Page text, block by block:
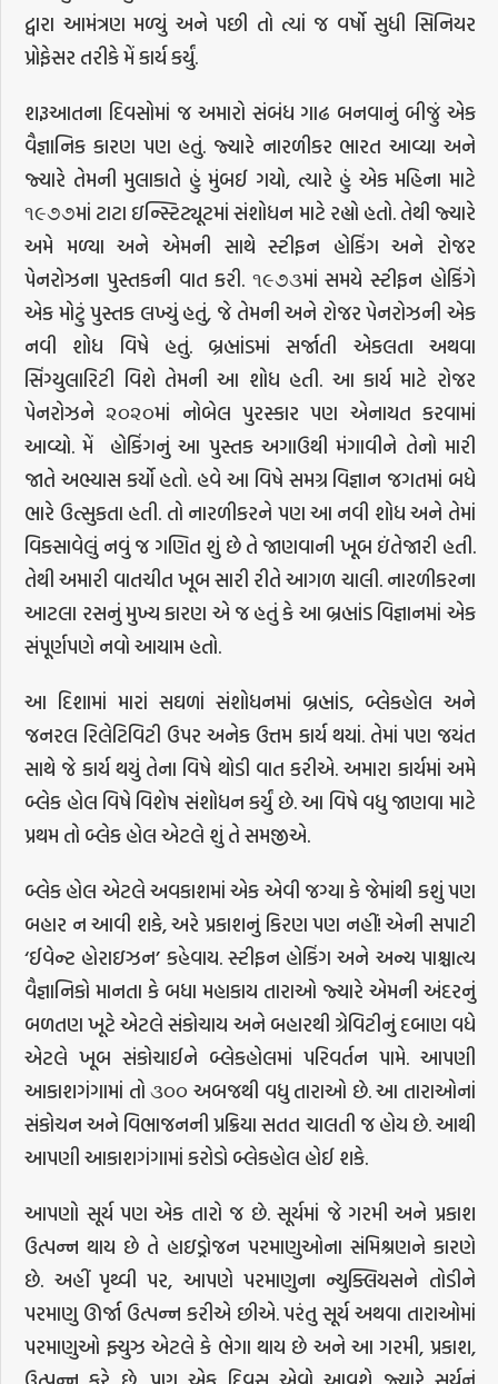
દ્વારા આમંત્રણ મળ્યું અને પછી તો ત્યાં જ વર્ષો સુધી સિનિયર
પ્રોફેસર તરીકે મેં કાર્ય કર્યું.
શરૂઆતના દિવસોમાં જ અમારો સંબંધ ગાઢ બનવાનું બીજું એક
વૈજ્ઞાનિક કારણ પણ હતું. જ્યારે નારળીકર ભારત આવ્યા અને
જ્યારે તેમની મુલાકાતે હું મુંબઈ ગયો, ત્યારે હું એક મહિના માટે
૧૯૭૭માં ટાટા ઇન્સ્ટિટ્યૂટમાં સંશોધન માટે રહ્યો હતો. તેથી જ્યારે
અમે મળ્યા અને એમની સાથે સ્ટીફન હોકિંગ અને રોજર
પેનરોઝના પુસ્તકની વાત કરી. ૧૯૭૩માં સમયે સ્ટીફન હોકિંગે
એક મોટું પુસ્તક લખ્યું હતું, જે તેમની અને રોજર પેનરોઝની એક
નવી શોધ વિષે હતું. બ્રહ્માંડમાં સર્જાતી એકલતા અથવા
સિંગ્યુલારિટી વિશે તેમની આ શોધ હતી. આ કાર્ય માટે રોજર
પેનરોઝને ૨૦૨૦માં નોબેલ પુરસ્કાર પણ એનાયત કરવામાં
આવ્યો. મેં હોકિંગનું આ પુસ્તક અગાઉથી મંગાવીને તેનો મારી
જાતે અભ્યાસ કર્યો હતો. હવે આ વિષે સમગ્ર વિજ્ઞાન જગતમાં બધે
ભારે ઉત્સુકતા હતી. તો નારળીકરને પણ આ નવી શોધ અને તેમાં
વિકસાવેલું નવું જ ગણિત શું છે તે જાણવાની ખૂબ ઇંતેજારી હતી.
તેથી અમારી વાતચીત ખૂબ સારી રીતે આગળ ચાલી. નારળીકરના
આટલા રસનું મુખ્ય કારણ એ જ હતું કે આ બ્રહ્માંડ વિજ્ઞાનમાં એક
સંપૂર્ણપણે નવો આયામ હતો.
આ દિશામાં મારાં સઘળાં સંશોધનમાં બ્રહ્માંડ, બ્લેકહોલ અને
જનરલ રિલેટિવિટી ઉપર અનેક ઉત્તમ કાર્ય થયાં. તેમાં પણ જયંત
સાથે જે કાર્ય થયું તેના વિષે થોડી વાત કરીએ. અમારા કાર્યમાં અમે
બ્લેક હોલ વિષે વિશેષ સંશોધન કર્યું છે. આ વિષે વધુ જાણવા માટે
પ્રથમ તો બ્લેક હોલ એટલે શું તે સમજીએ.
બ્લેક હોલ એટલે અવકાશમાં એક એવી જગ્યા કે જેમાંથી કશું પણ
બહાર ન આવી શકે, અરે પ્રકાશનું કિરણ પણ નહીં! એની સપાટી
‘ઈવેન્ટ હોરાઇઝન’ કહેવાય. સ્ટીફન હોકિંગ અને અન્ય પાશ્ચાત્ય
વૈજ્ઞાનિકો માનતા કે બધા મહાકાય તારાઓ જ્યારે એમની અંદરનું
બળતણ ખૂટે એટલે સંકોચાય અને બહારથી ગ્રેવિટીનું દબાણ વધે
એટલે ખૂબ સંકોચાઈને બ્લેકહોલમાં પરિવર્તન પામે. આપણી
આકાશગંગામાં તો ૩૦૦ અબજથી વધુ તારાઓ છે. આ તારાઓનાં
સંકોચન અને વિભાજનની પ્રક્રિયા સતત ચાલતી જ હોય છે. આથી
આપણી આકાશગંગામાં કરોડો બ્લેકહોલ હોઈ શકે.
આપણો સૂર્ય પણ એક તારો જ છે. સૂર્યમાં જે ગરમી અને પ્રકાશ
ઉત્પન્ન થાય છે તે હાઇડ્રોજન પરમાણુઓના સંમિશ્રણને કારણે
છે. અહીં પૃથ્વી પર, આપણે પરમાણુના ન્યુક્લિયસને તોડીને
પરમાણુ ઊર્જા ઉત્પન્ન કરીએ છીએ. પરંતુ સૂર્ય અથવા તારાઓમાં
પરમાણુઓ ફ્યુઝ એટલે કે ભેગા થાય છે અને આ ગરમી, પ્રકાશ,